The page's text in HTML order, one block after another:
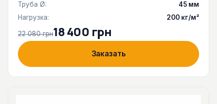
Труба Ø:
45 мм
Нагрузка:
200 кг/м²
22 080 грн18 400 грн
Заказать